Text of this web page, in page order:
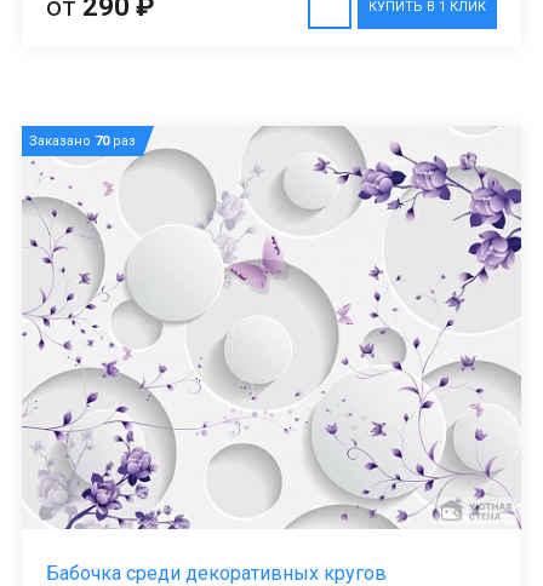
КУПИТЬ В 1 КЛИК
от 290 ₽
Заказано 70раз
Бабочка среди декоративных кругов